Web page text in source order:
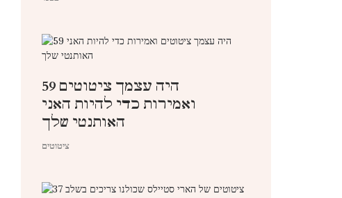
59 היה עצמך ציטוטים
ואמירות כדי להיות האני
האותנטי שלך
ציטוטים